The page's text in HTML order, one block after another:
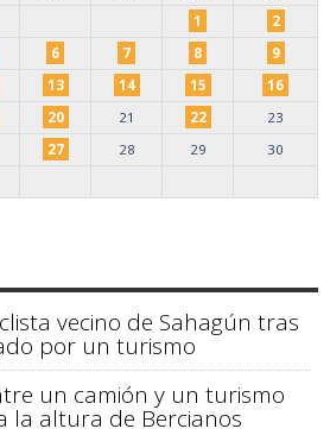
1
2
6 7 8
9
13 14 15
16
20 21 22
23
27 28 29
30
vecino de Sahagún tras
por un turismo
un camión y un turismo
la altura de Bercianos